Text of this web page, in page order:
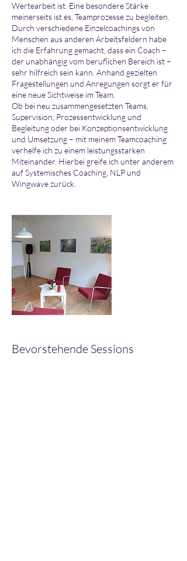
Wertearbeit ist. Eine besondere Stärke
meinerseits ist es, Teamprozesse zu begleiten.
Durch verschiedene Einzelcoachings von
Menschen aus anderen Arbeitsfeldern habe
ich die Erfahrung gemacht, dass ein Coach –
der unabhängig vom beruflichen Bereich ist –
sehr hilfreich sein kann. Anhand gezielten
Fragestellungen und Anregungen sorgt er für
eine neue Sichtweise im Team.
Ob bei neu zusammengesetzten Teams,
Supervision, Prozessentwicklung und
Begleitung oder bei Konzeptionsentwicklung
und Umsetzung – mit meinem Teamcoaching
verhelfe ich zu einem leistungsstarken
Miteinander. Hierbei greife ich unter anderem
auf Systemisches Coaching, NLP und
Wingwave zurück.
Bevorstehende Sessions